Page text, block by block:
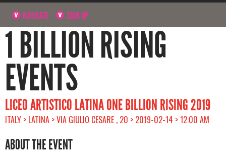
NAVIGATE SIGN UP
1 BILLION RISING
EVENTS
LICEO ARTISTICO LATINA ONE BILLION RISING 2019
ITALY > LATINA > VIA GIULIO CESARE , 20 > 2019-02-14 > 12:00 AM
ABOUT THE EVENT